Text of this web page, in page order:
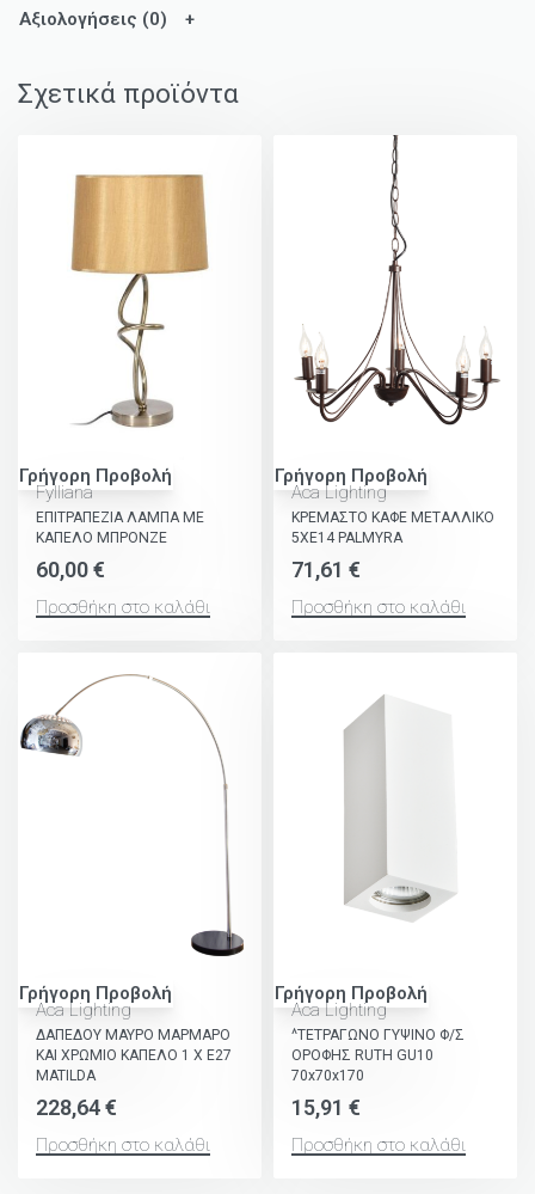
Αξιολογήσεις (0)
Σχετικά προϊόντα
Γρήγορη Προβολή
Fylliana
ΕΠΙΤΡΑΠΕΖΙΑ ΛΑΜΠΑ ΜΕ
ΚΑΠΕΛΟ ΜΠΡΟΝΖΕ
60,00€
Προσθήκη στο καλάθι
Γρήγορη Προβολή
Aca Lighting
ΚΡΕΜΑΣΤΟ ΚΑΦΕ ΜΕΤΑΛΛΙΚΟ
5ΧΕ14 PALMYRA
71,61 €
Προσθήκη στο καλάθι
Γρήγορη Προβολή
Aca Lighting
ΔΑΠΕΔΟΥ ΜΑΥΡΟ ΜΑΡΜΑΡΟ
ΚΑΙ ΧΡΩΜΙΟ ΚΑΠΕΛΟ 1 Χ Ε27
MATILDA
228,64€
Προσθήκη στο καλάθι
Γρήγορη Προβολή
Aca Lighting
^ΤΕΤΡΑΓΩΝΟ ΓΥΨΙΝΟ Φ/Σ
ΟΡΟΦΗΣ RUTH GU10
70x70x170
15,91 €
Προσθήκη στο καλάθι